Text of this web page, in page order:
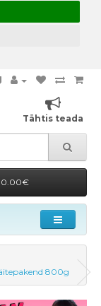
Tähtis teada
0.00€
800g